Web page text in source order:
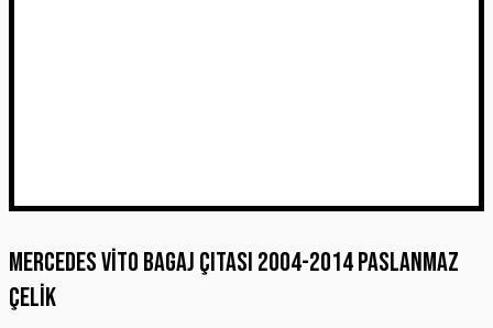
Mercedes Vito Bagaj Çıtası 2004-2014 Paslanmaz
Çelik